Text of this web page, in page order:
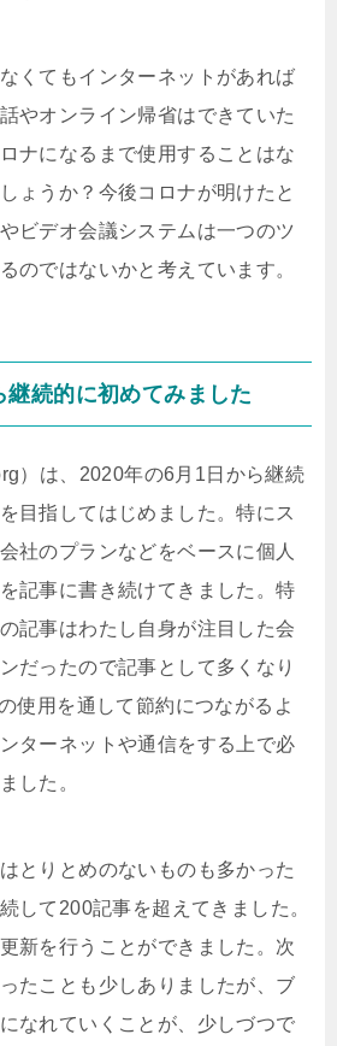
くてもインターネットがあれば
やオンライン帰省はできていた
ナになるまで使用することはな
ょうか？今後コロナが明けたと
ビデオ会議システムは一つのツ
のではないかと考えています。
続的に初めてみました
）は、2020年の6月1日から継続
目指してはじめました。特にス
社のプランなどをベースに個人
記事に書き続けてきました。特
記事はわたし自身が注目した会
だったので記事として多くなり
使用を通して節約につながるよ
ターネットや通信をする上で必
した。
とりとめのないものも多かった
して200記事を超えてきました。
新を行うことができました。次
たことも少しありましたが、ブ
なれていくことが、少しづつで